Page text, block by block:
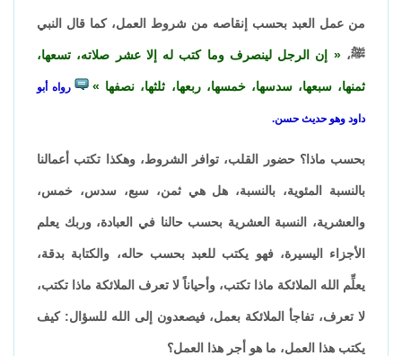
من عمل العبد بحسب إنقاصه من شروط العمل، كما قال النبي
ﷺ، إن الرجل لينصرف وما كتب له إلا عشر صلاته، تسعها،
ثمنها، سبعها، سدسها، خمسها، ربعها، ثلثها، نصفها رواه أبو
داود وهو حديث حسن.
بحسب ماذا؟ حضور القلب، توافر الشروط، وهكذا تكتب أعمالنا
بالنسبة المئوية، بالنسبة، هل هي ثمن، سبع، سدس، خمس،
والعشرية، النسبة العشرية بحسب حالنا في العبادة، وربك يعلم
الأجزاء اليسيرة، فهو يكتب للعبد بحسب حاله، والكتابة بدقة،
يعلِّم الله الملائكة ماذا تكتب، وأحياناً لا تعرف الملائكة ماذا تكتب،
لا تعرف، تفاجأ الملائكة بعمل، فيصعدون إلى الله للسؤال: كيف
يكتب هذا العمل، ما هو أجر هذا العمل؟